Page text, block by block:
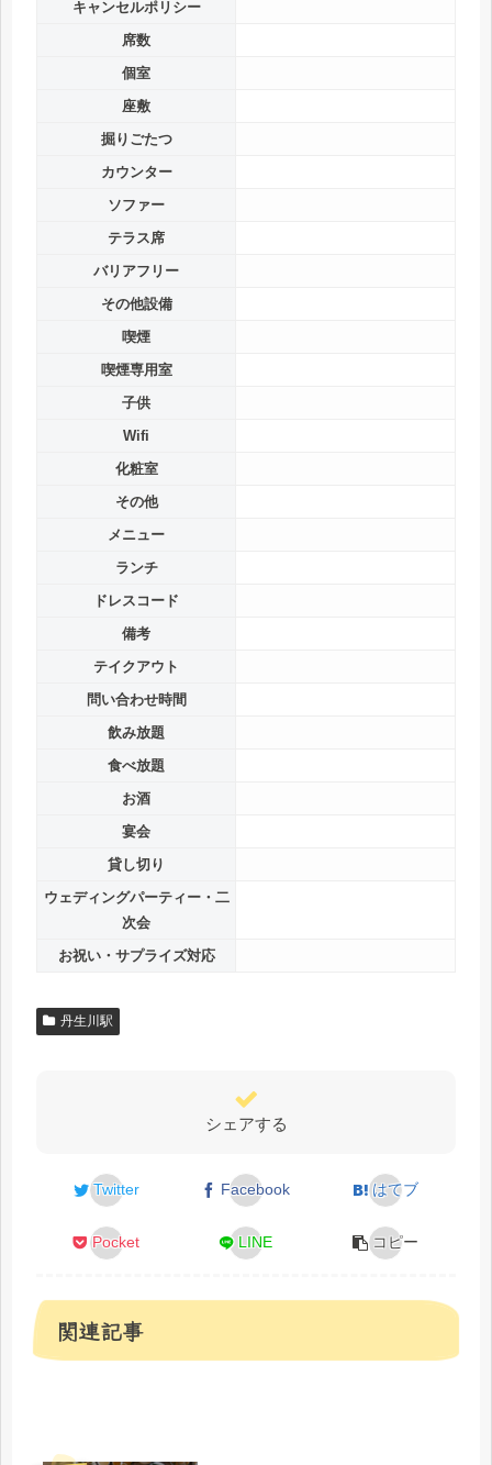
キャンセルポリシー
席数
個室
座敷
掘りごたつ
カウンター
ソファー
テラス席
バリアフリー
その他設備
喫煙
喫煙専用室
子供
Wifi
化粧室
その他
メニュー
ランチ
ドレスコード
備考
テイクアウト
問い合わせ時間
飲み放題
食べ放題
お酒
宴会
貸し切り
ウェディングパーティー・二
次会
お祝い・サプライズ対応
丹生川駅
シェアする
Twitter Facebook はてブ
Pocket LINE コピー
関連記事